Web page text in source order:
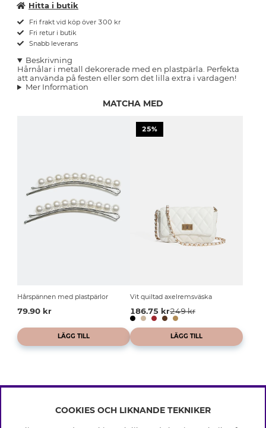
Hitta i butik
Fri frakt vid köp över 300 kr
Fri retur i butik
Snabb leverans
Beskrivning
Hårnålar i metall dekorerade med en plastpärla. Perfekta
att använda på festen eller som det lilla extra i vardagen!
Mer Information
MATCHA MED
Hårspännen med plastpärlor
79.90 kr
LÄGG TILL
25%
Vit quiltad axelremsväska
186.75 kr249 kr
LÄGG TILL
INFO
COOKIES OCH LIKNANDE TEKNIKER